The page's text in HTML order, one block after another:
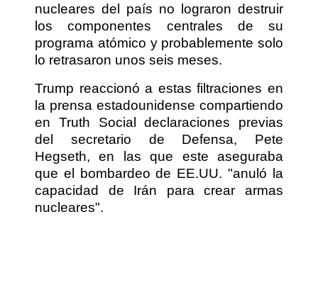
nucleares del país no lograron destruir
los componentes centrales de su
programa atómico y probablemente solo
lo retrasaron unos seis meses.
Trump reaccionó a estas filtraciones en
la prensa estadounidense compartiendo
en Truth Social declaraciones previas
del secretario de Defensa, Pete
Hegseth, en las que este aseguraba
que el bombardeo de EE.UU. "anuló la
capacidad de Irán para crear armas
nucleares".